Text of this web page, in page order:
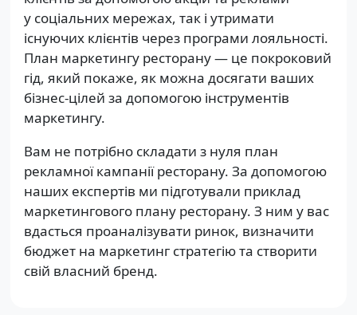
у соціальних мережах, так і утримати
існуючих клієнтів через програми лояльності.
План маркетингу ресторану — це покроковий
гід, який покаже, як можна досягати ваших
бізнес-цілей за допомогою інструментів
маркетингу.
Вам не потрібно складати з нуля план
рекламної кампанії ресторану. За допомогою
наших експертів ми підготували приклад
маркетингового плану ресторану. З ним у вас
вдасться проаналізувати ринок, визначити
бюджет на маркетинг стратегію та створити
свій власний бренд.